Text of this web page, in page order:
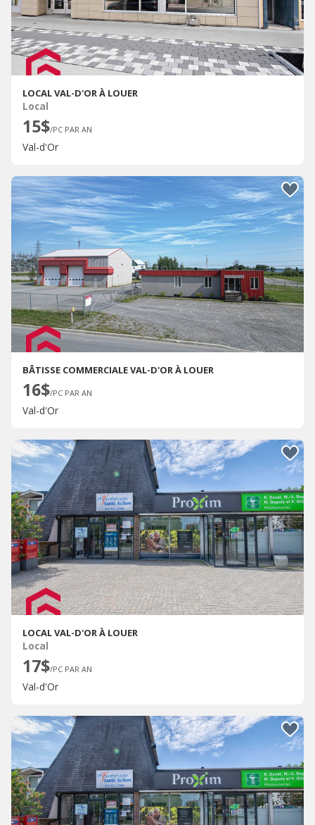
LOCAL VAL-D'OR À LOUER
Local
15$/PC PAR AN
Val-d'Or
BÂTISSE COMMERCIALE VAL-D'OR À LOUER
16$/PC PAR AN
Val-d'Or
LOCAL VAL-D'OR À LOUER
Local
17$/PC PAR AN
Val-d'Or